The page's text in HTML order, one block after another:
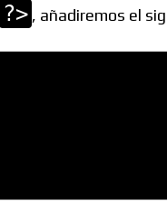
?> , añadiremos el